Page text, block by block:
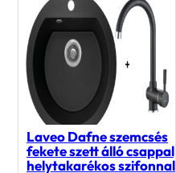
Laveo Dafne szemcsés
fekete szett álló csappal,
helytakarékos szifonnal